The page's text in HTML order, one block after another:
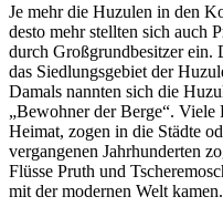
Je mehr die Huzulen in den
desto mehr stellten sich auch
durch Großgrundbesitzer ein.
das Siedlungsgebiet der
Damals nannten sich die
„Bewohner der Berge“.
Heimat, zogen in die Städte
vergangenen Jahrhunderten
Flüsse Pruth und
mit der modernen Welt kamen.